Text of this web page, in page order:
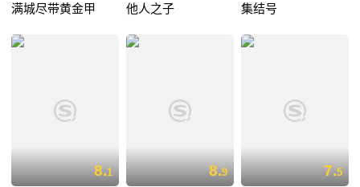
满城尽带黄金甲 他人之子 集结号
8.1 8.9 7.5